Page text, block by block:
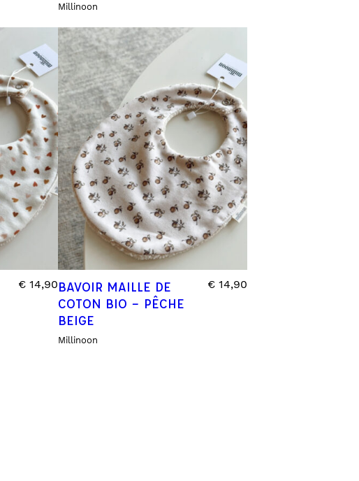
Millinoon
€ 14,90BAVOIR MAILLE DE
COTON BIO – PÊCHE
BEIGE
Millinoon
€ 14,90